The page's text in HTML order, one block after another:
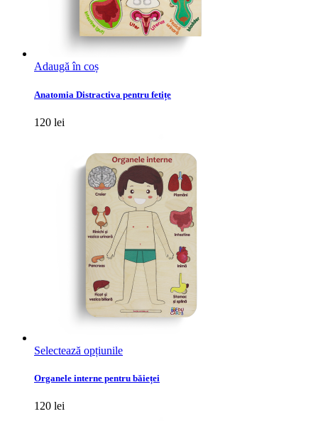
Adaugă în coș
Anatomia Distractiva pentru fetițe
120 lei
Selectează opțiunileAcest
are
Organele interne pentru băieței
120 lei